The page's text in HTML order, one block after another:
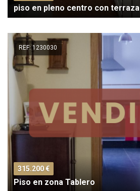
piso en pleno centro con terraza
REF: 1230030
315.200 €
Piso en zona Tablero